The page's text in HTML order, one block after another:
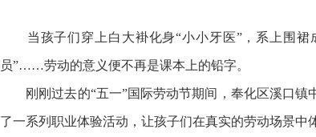
当孩子们穿上白大褂化身“小小牙医”，系上围裙
员”……劳动的意义便不再是课本上的铅字。
刚刚过去的“五一”国际劳动节期间，奉化区溪口镇
了一系列职业体验活动，让孩子们在真实的劳动场景中